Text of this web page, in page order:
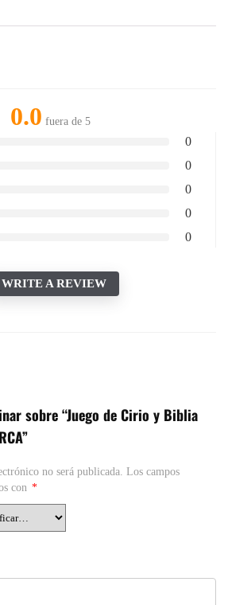
0.0 fuera de 5
0
0
0
0
0
WRITE A REVIEW
sobre “Juego de Cirio y Biblia
no será publicada. Los campos
con *